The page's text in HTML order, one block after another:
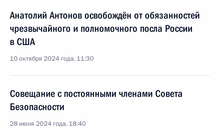
Анатолий Антонов освобождён от обязанностей
чрезвычайного и полномочного посла России
в США
10 октября 2024 года, 11:30
Совещание с постоянными членами Совета
Безопасности
28 июня 2024 года, 18:40